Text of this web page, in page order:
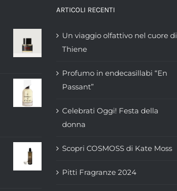
ARTICOLI RECENTI
Un viaggio olfattivo nel cuore di
Thiene
Profumo in endecasillabi “En
Passant”
Celebrati Oggi! Festa della
donna
Scopri COSMOSS di Kate Moss
Pitti Fragranze 2024